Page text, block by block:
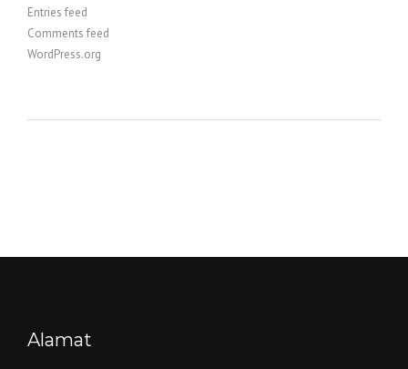
Entries feed
Comments feed
WordPress.org
Alamat